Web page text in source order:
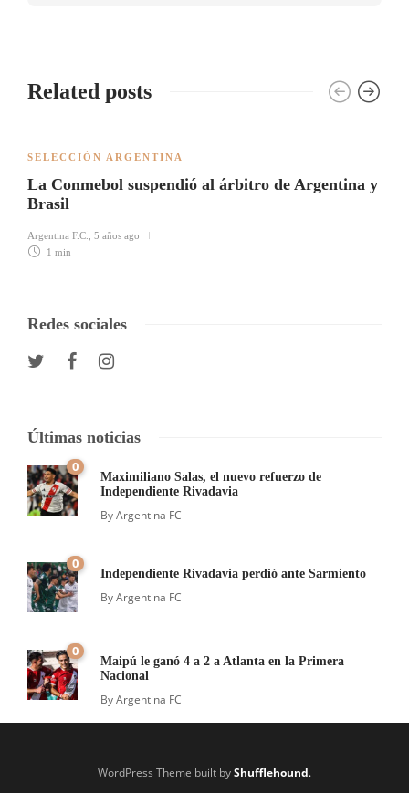
Related posts
SELECCIÓN ARGENTINA
La Conmebol suspendió al árbitro de Argentina y
Brasil
Argentina F.C.
5 años ago
1 min
Redes sociales
Últimas noticias
0
Maximiliano Salas, el nuevo refuerzo de
Independiente Rivadavia
ByArgentina FC
0
Independiente Rivadavia perdió ante Sarmiento
ByArgentina FC
0
Maipú le ganó 4 a 2 a Atlanta en la Primera
Nacional
ByArgentina FC
WordPress Theme built byShufflehound.